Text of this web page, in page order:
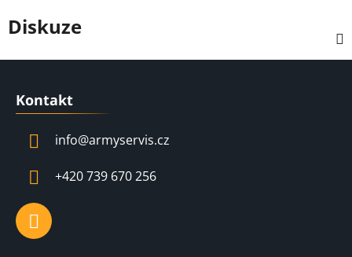
Diskuze
Kontakt
info@armyservis.cz
+420 739 670 256